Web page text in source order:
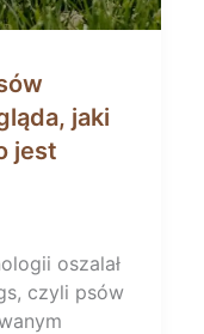
jaki
jest
oszalał
czyli psów